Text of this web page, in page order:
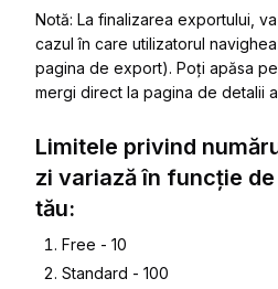
Notă: La finalizarea exportului,
cazul în care utilizatorul
pagina de export). Poți apăsa
mergi direct la pagina de detalii
Limitele privind
zi variază în funcție
tău:
Free - 10
Standard - 100